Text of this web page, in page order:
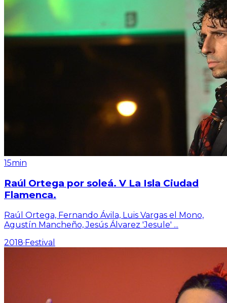
15min
Raúl Ortega por soleá. V La Isla Ciudad
Flamenca.
Raúl Ortega, Fernando Ávila, Luis Vargas el Mono,
Agustín Mancheño, Jesús Álvarez 'Jesule' ...
2018·Festival